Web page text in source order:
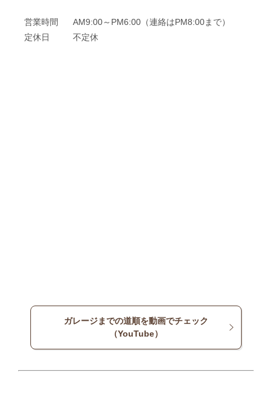
営業時間
AM9:00～PM6:00（連絡はPM8:00まで）
定休日
不定休
ガレージまでの道順を動画でチェック
（YouTube）